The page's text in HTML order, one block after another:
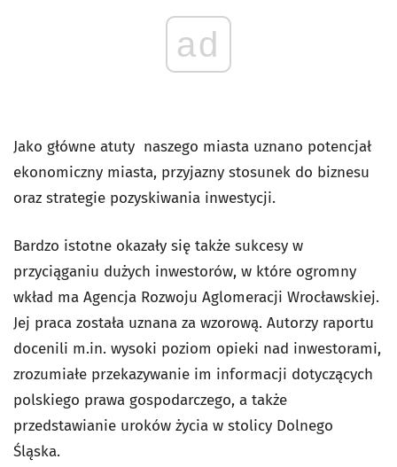
ad
Jako główne atuty naszego miasta uznano potencjał
ekonomiczny miasta, przyjazny stosunek do biznesu
oraz strategie pozyskiwania inwestycji.
Bardzo istotne okazały się także sukcesy w
przyciąganiu dużych inwestorów, w które ogromny
wkład ma Agencja Rozwoju Aglomeracji Wrocławskiej.
Jej praca została uznana za wzorową. Autorzy raportu
docenili m.in. wysoki poziom opieki nad inwestorami,
zrozumiałe przekazywanie im informacji dotyczących
polskiego prawa gospodarczego, a także
przedstawianie uroków życia w stolicy Dolnego
Śląska.